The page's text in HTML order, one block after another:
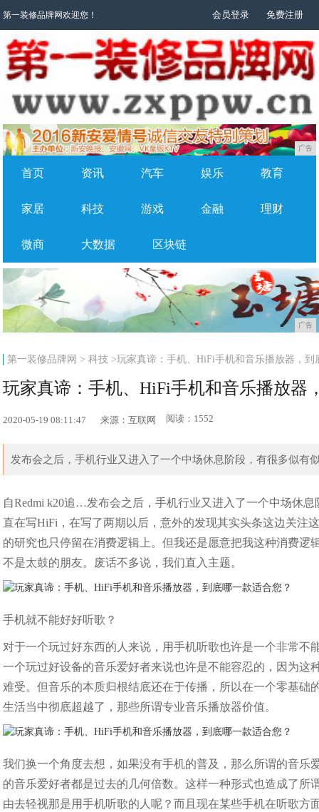
第一装修品牌网欢迎您！ 会员登录 免费注册
广告
首页 资讯 汽车 娱乐 教育
家居 科技 游戏 金融 理财
微商 大数据 区块链
广告
第一装修品牌网 >科技 >玩家真谛：手机、HiFi手机和音乐播放器，到
玩家真谛：手机、HiFi手机和音乐播放器
2020-05-19 08:11:47 来源：互联网 阅读：1552
发布会之后，手机行业又进入了一个中场休息阶段，有很多似有
自Redmi k20追…发布会之后，手机行业又进入了一个中场休
直在写HiFi，在写了两期以后，意外的发现其实头条这边关注
的研究也只停留在消费逻辑上。但我还是愿意把我这种消费
不是太鼓的朋友。废话不多说，我们直入主题。
手机就不能好好听歌？
对于一个玩过好东西的人来说，用手机听歌也许是一个非常
一个玩过好设备的音乐爱好者来说也许是不能容忍的，因为
难受。但音乐的本质归根结底还在于传播，所以在一个零基
生活当中彻底超越了，那些所谓专业音乐播放器价值。
我们换一个角度去想，如果没有手机的普及，那么所谓的音
的音乐爱好者都是过去的几何倍数。这样一种形式也造成了
由去轻视那是用手机听歌的人呢？而且现在某些手机在听歌